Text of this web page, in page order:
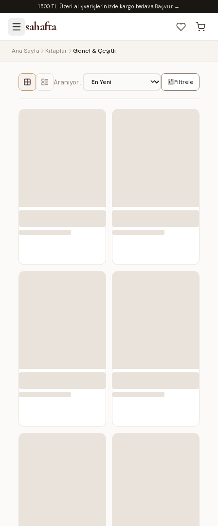
1500 TL Üzeri alışverişlerinizde kargo bedava.Başvur →
sahafta
Ana Sayfa Kitaplar Genel & Çeşitli
Aranıyor… Filtrele